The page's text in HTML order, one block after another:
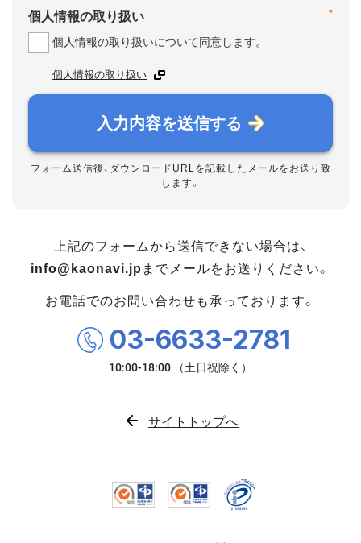
*
個人情報の取り扱い
個人情報の取り扱いについて同意します。
個人情報の取り扱い
入力内容を送信する
フォーム送信後、ダウンロードURLを記載したメールをお送り致
します。
上記のフォームから送信できない場合は、
info@kaonavi.jp までメールをお送りください。
お電話でのお問い合わせも承っております。
03-6633-2781
サイトトップへ